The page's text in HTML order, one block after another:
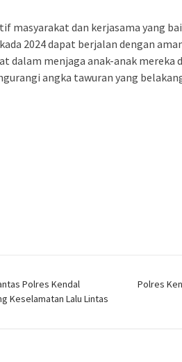
masyarakat dan kerjasama yang
2024 dapat berjalan dengan
dalam menjaga anak-anak mereka
angka tawuran yang
Polres Kendal
Keselamatan Lalu Lintas
Polres